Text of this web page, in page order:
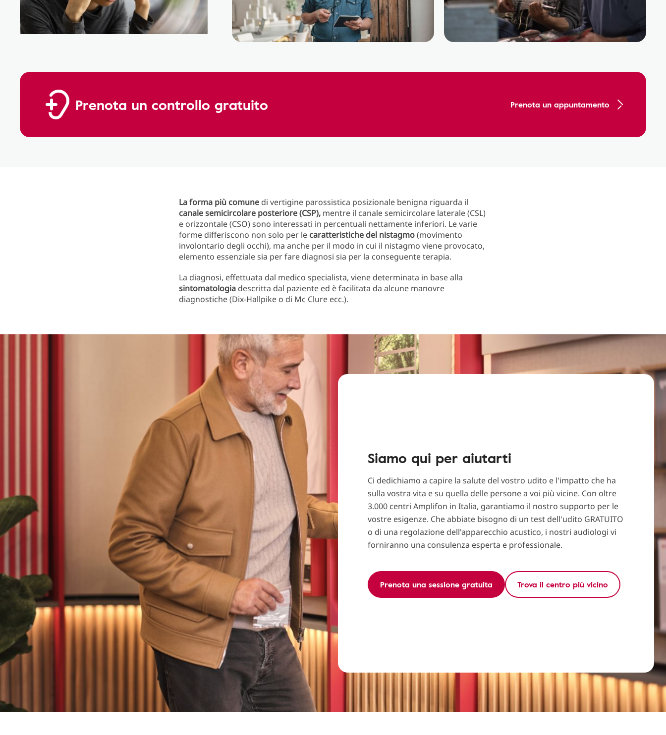
Prenota un controllo gratuito Prenota un appuntamento
La forma più comune di vertigine parossistica posizionale benigna riguarda il
canale semicircolare posteriore (CSP), mentre il canale semicircolare laterale (CSL)
e orizzontale (CSO) sono interessati in percentuali nettamente inferiori. Le varie
forme differiscono non solo per le caratteristiche del nistagmo(movimento
involontario degli occhi), ma anche per il modo in cui il nistagmo viene provocato,
elemento essenziale sia per fare diagnosi sia per la conseguente terapia.
La diagnosi, effettuata dal medico specialista, viene determinata in base alla
sintomatologia descritta dal paziente ed è facilitata da alcune manovre
diagnostiche (Dix-Hallpike o di Mc Clure ecc.).
Siamo qui per aiutarti
Ci dedichiamo a capire la salute del vostro udito e l'impatto che ha
sulla vostra vita e su quella delle persone a voi più vicine. Con oltre
3.000 centri Amplifon in Italia, garantiamo il nostro supporto per le
vostre esigenze. Che abbiate bisogno di un test dell'udito GRATUITO
o di una regolazione dell'apparecchio acustico, i nostri audiologi vi
forniranno una consulenza esperta e professionale.
Prenota una sessione gratuita Trova il centro più vicino